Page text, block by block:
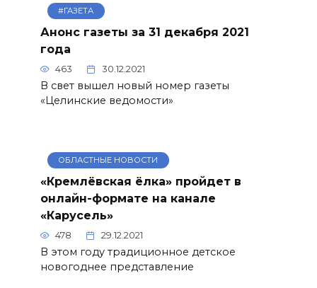
#ГАЗЕТА
Анонс газеты за 31 декабря 2021
года
463 30.12.2021
В свет вышел новый номер газеты
«Целинские ведомости»
ОБЛАСТНЫЕ НОВОСТИ
«Кремлёвская ёлка» пройдет в
онлайн-формате на канале
«Карусель»
478 29.12.2021
В этом году традиционное детское
новогоднее представление